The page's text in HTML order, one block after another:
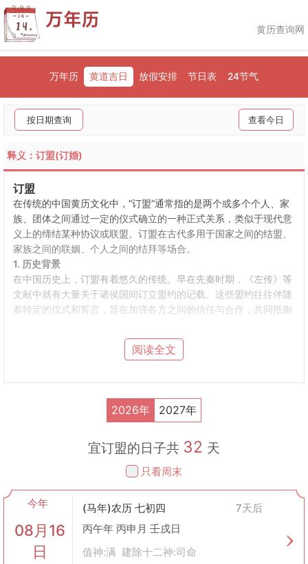
黄历查询网
万年历 黄道吉日 放假安排 节日表 24节气
按日期查询 查看今日
释义：订盟(订婚)
订盟
在传统的中国黄历文化中，“订盟”通常指的是两个或多个个人、家
族、团体之间通过一定的仪式确立的一种正式关系，类似于现代意
义上的缔结某种协议或联盟。订盟在古代多用于国家之间的结盟、
家族之间的联姻、个人之间的结拜等场合。
1. 历史背景
在中国历史上，订盟有着悠久的传统。早在先秦时期，《左传》等
文献中就有大量关于诸侯国间订立盟约的记载。这些盟约往往伴随
着特定的仪式和誓言，旨在加强各方之间的信任与合作，共同抵御
逐渐被赋予了更多道德伦理的意义，强调信义、忠诚等价值观。
他国建立友好关系来维护本国利益。如春秋战国时期的“合纵连
横”政策就是通过订立军事同盟来实现政治目的。
：商贾之间也可能通过订盟来达成贸易上的合作，比如共
：个人之间的结拜（如桃园三结义），则是为了增强彼此
订盟不仅仅是表面上的合作协议，它还承载着深厚的文化内涵：
诚信观念
：古人认为，一旦订下盟约，就应当严格遵守承诺，否则
将受到神灵惩罚。这种对诚信的强调体现了传统社会中契约精神的
重要性。
团结协作
：通过订盟形成的联合体能够更好地应对各种挑战，反映
阅读全文
2026年 2027年
宜订盟的日子共 32 天
只看周末
今年
08月16
日
(马年)农历 七初四
7天后
丙午年 丙申月 壬戌日
值神:满 建除十二神:司命